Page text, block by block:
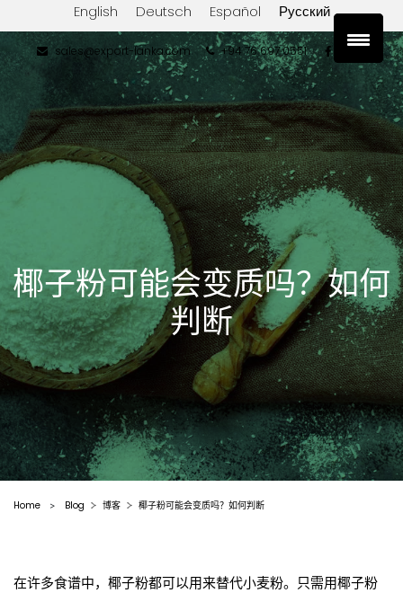
English Deutsch Español Русский
sales@export-lanka.com +94 76 697 0551
椰子粉可能会变质吗？如何
判断
Home > Blog 博客 椰子粉可能会变质吗？如何判断
在许多食谱中，椰子粉都可以用来替代小麦粉。只需用椰子粉